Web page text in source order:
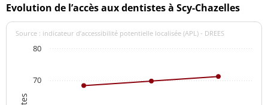
Evolution de l’accès aux dentistes à Scy-Chazelles
Source : indicateur d’accessibilité potentielle localisée (APL) - DREES
70
80